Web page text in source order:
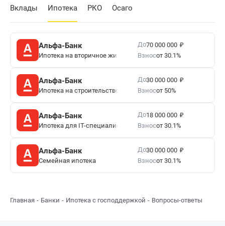
Вклады Ипотека РКО Осаго
Альфа-Банк
Ипотека на вторичное жилье
До70 000 000 ₽
Взносот 30.1%
Альфа-Банк
Ипотека на строительство дома
До30 000 000 ₽
Взносот 50%
Альфа-Банк
Ипотека для IT-специалистов
До18 000 000 ₽
Взносот 30.1%
Альфа-Банк
Семейная ипотека
До30 000 000 ₽
Взносот 30.1%
Главная Банки Ипотека с господдержкой Вопросы-ответы